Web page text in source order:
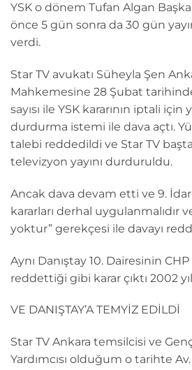
YSK o dönem Tufan Algan
önce 5 gün sonra da 30 gün
verdi.
Star TV avukatı Süheyla Şen
Mahkemesine 28 Şubat
sayısı ile YSK kararının iptali
durdurma istemi ile dava açtı.
talebi reddedildi ve Star TV
televizyon yayını durduruldu.
Ancak dava devam etti ve 9.
kararları derhal uygulanmalıdır
yoktur” gerekçesi ile davayı
Aynı Danıştay 10. Dairesinin
reddettiği gibi karar çıktı 2002
VE DANIŞTAY’A TEMYİZ EDİLDİ
Star TV Ankara temsilcisi ve
Yardımcısı olduğum o tarihte